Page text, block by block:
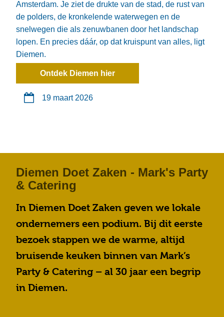
Amsterdam. Je ziet de drukte van de stad, de rust van
de polders, de kronkelende waterwegen en de
snelwegen die als zenuwbanen door het landschap
lopen. En precies dáár, op dat kruispunt van alles, ligt
Diemen.
Ontdek Diemen hier
19 maart 2026
Diemen Doet Zaken - Mark's Party
& Catering
In Diemen Doet Zaken geven we lokale
ondernemers een podium. Bij dit eerste
bezoek stappen we de warme, altijd
bruisende keuken binnen van Mark’s
Party & Catering – al 30 jaar een begrip
in Diemen.